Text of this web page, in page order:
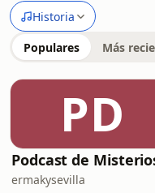
Historia
Populares Más
PD
Podcast de
ermakysevilla